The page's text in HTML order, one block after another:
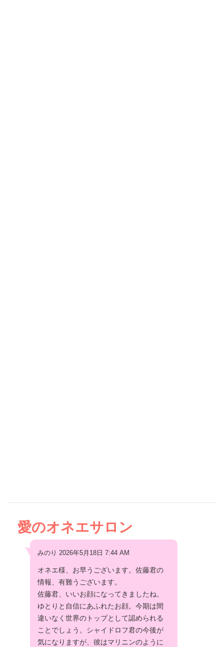
愛のオネエサロン
みのり 2026年5月18日 7:44 AM
オネエ様、お早うございます。佐藤君の
情報、有難うございます。
佐藤君、いいお顔になってきましたね。
ゆとりと自信にあふれたお顔。今期は間
違いなく世界のトップとして認められる
ことでしょう。シャイドロフ君の今後が
気になりますが、彼はマリニンのように